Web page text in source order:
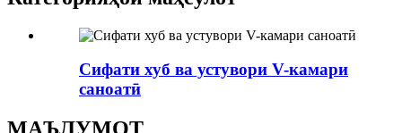
Сифати хуб ва устувори V-камари
саноатӣ